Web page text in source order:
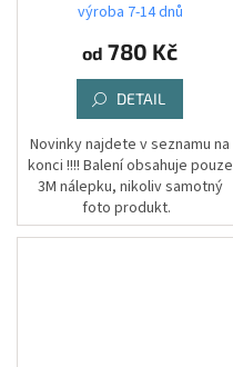
výroba 7-14 dnů
od 780 Kč
DETAIL
Novinky najdete v seznamu na
konci !!!! Balení obsahuje pouze
3M nálepku, nikoliv samotný
foto produkt.